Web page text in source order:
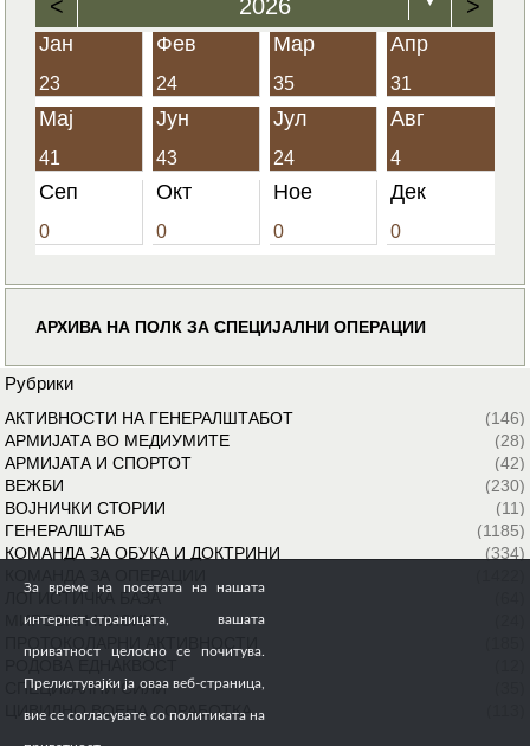
< 2026 >
Јан
23
Фев
24
Мар
35
Апр
31
Мај
41
Јун
43
Јул
24
Авг
4
Сеп
0
Окт
0
Ное
0
Дек
0
АРХИВА НА ПОЛК ЗА СПЕЦИЈАЛНИ ОПЕРАЦИИ
Рубрики
АКТИВНОСТИ НА ГЕНЕРАЛШТАБОТ
(146)
АРМИЈАТА ВО МЕДИУМИТЕ
(28)
АРМИЈАТА И СПОРТОТ
(42)
ВЕЖБИ
(230)
ВОЈНИЧКИ СТОРИИ
(11)
ГЕНЕРАЛШТАБ
(1185)
КОМАНДА ЗА ОБУКА И ДОКТРИНИ
(334)
ЛОГИСТИЧКА БАЗА
МИРОВНИ МИСИИ
СПЕЦИЈАЛНИ СИЛИ
ЦИВИЛНО ВОЕНА СОРАБОТКА
За време на посетата на нашата
интернет-страницата, вашата
приватност целосно се почитува.
Прелистувајќи ја оваа веб-страница,
вие се согласувате со политиката на